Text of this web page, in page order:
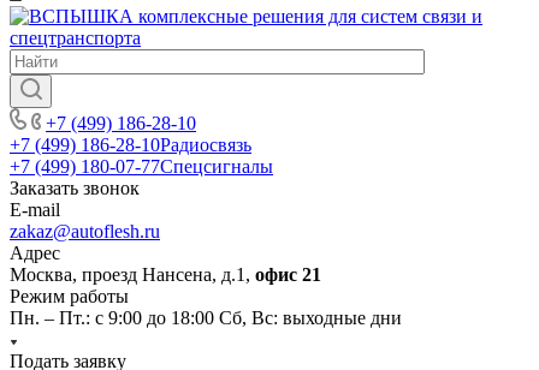
+7 (499) 186-28-10
+7 (499) 186-28-10Радиосвязь
+7 (499) 180-07-77Спецсигналы
Заказать звонок
E-mail
zakaz@autoflesh.ru
Адрес
Москва, проезд Нансена, д.1, офис 21
Режим работы
Пн. – Пт.: с 9:00 до 18:00 Cб, Вс: выходные дни
Подать заявку